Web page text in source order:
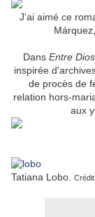
J'ai aimé ce
Dans Entre
inspirée
de procès de
relation hors-
aux
Tatiana Lobo.